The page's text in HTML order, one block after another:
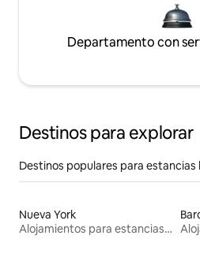
Departamento con
Destinos para explorar
Destinos populares para estancias
Nueva York
Alojamientos para estancias largas